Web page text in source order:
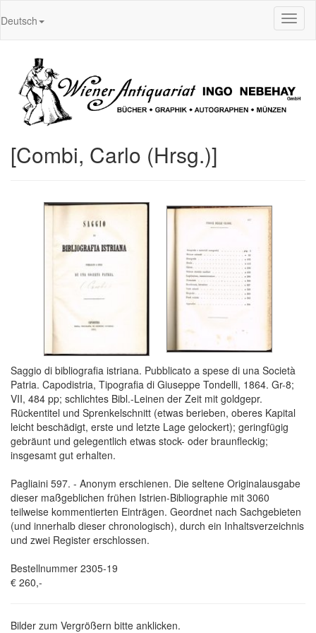
Deutsch
[Combi, Carlo (Hrsg.)]
Saggio di bibliografia istriana. Pubblicato a spese di una Società
Patria. Capodistria, Tipografia di Giuseppe Tondelli, 1864. Gr-8;
VII, 484 pp; schlichtes Bibl.-Leinen der Zeit mit goldgepr.
Rückentitel und Sprenkelschnitt (etwas berieben, oberes Kapital
leicht beschädigt, erste und letzte Lage gelockert); geringfügig
gebräunt und gelegentlich etwas stock- oder braunfleckig;
insgesamt gut erhalten.
Pagliaini 597. - Anonym erschienen. Die seltene Originalausgabe
dieser maßgeblichen frühen Istrien-Bibliographie mit 3060
teilweise kommentierten Einträgen. Geordnet nach Sachgebieten
(und innerhalb dieser chronologisch), durch ein Inhaltsverzeichnis
und zwei Register erschlossen.
Bestellnummer 2305-19
€ 260,-
Bilder zum Vergrößern bitte anklicken.